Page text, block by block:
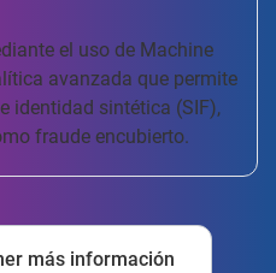
el uso de Machine
avanzada que permite
identidad sintética (SIF),
fraude encubierto.
más información